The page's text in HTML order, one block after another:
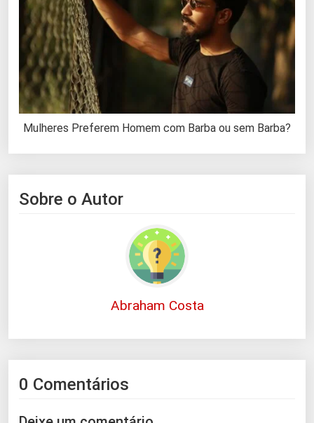
Mulheres Preferem Homem com Barba ou sem Barba?
Sobre o Autor
Abraham Costa
0 Comentários